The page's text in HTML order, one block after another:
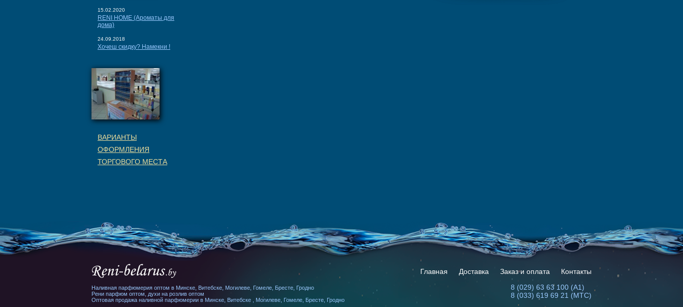
15.02.2020
RENI HOME (Ароматы для
дома)
24.09.2018
Хочеш скидку? Намекни !
ВАРИАНТЫ
ОФОРМЛЕНИЯ
ТОРГОВОГО МЕСТА
Главная Доставка Заказ и оплата Контакты
Наливная парфюмерия оптом в Минске, Витебске, Могилеве, Гомеле, Бресте, Гродно
Рени парфюм оптом, духи на розлив оптом
Оптовая продажа наливной парфюмерии в Минске, Витебске , Могилеве, Гомеле, Бресте, Гродно
8 (029) 63 63 100 (А1)
8 (033) 619 69 21 (МТС)